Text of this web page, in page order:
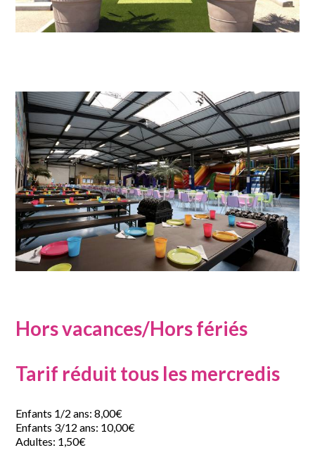
Hors vacances/Hors fériés
Tarif réduit tous les mercredis
Enfants 1/2 ans: 8,00€
Enfants 3/12 ans: 10,00€
Adultes: 1,50€